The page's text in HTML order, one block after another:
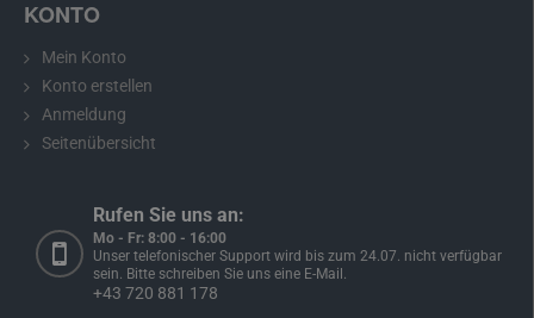
KONTO
Mein Konto
Konto erstellen
Anmeldung
Seitenübersicht
Rufen Sie uns an:
Mo - Fr: 8:00 - 16:00
Unser telefonischer Support wird bis zum 24.07. nicht verfügbar
sein. Bitte schreiben Sie uns eine E-Mail.
+43 720 881 178